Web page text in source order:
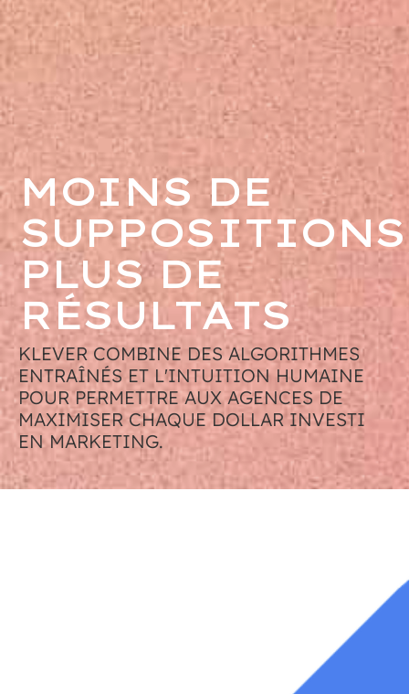
MOINS DE
PLUS DE
RÉSULTATS
KLEVER COMBINE DES ALGORITHMES
ENTRAÎNÉS ET L'INTUITION HUMAINE
POUR PERMETTRE AUX AGENCES DE
MAXIMISER CHAQUE DOLLAR INVESTI
EN MARKETING.